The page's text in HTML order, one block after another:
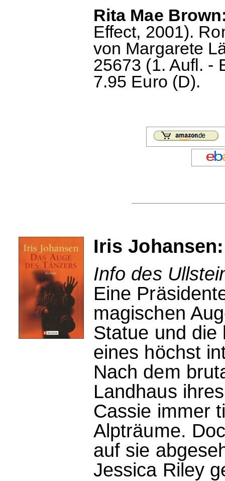
Rita Mae
Effect, 2001).
von Margarete
25673 (1. Aufl. -
7.95 Euro (D).
Iris
Info des
Eine
magischen
Statue und die
eines höchst
Nach dem
Landhaus
Cassie immer
Alpträume.
auf sie
Jessica Riley